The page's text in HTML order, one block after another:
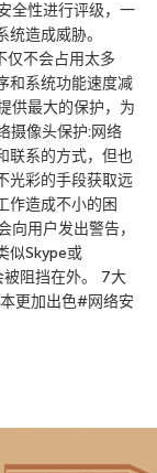
全性进行评级，一
造成威胁。
仅不会占用太多
和系统功能速度减
供最大的保护，为
摄像头保护:网络
联系的方式，但也
光彩的手段获取远
作造成不小的困
用户发出警告，
似Skype或
阻挡在外。 7大
更加出色#网络安